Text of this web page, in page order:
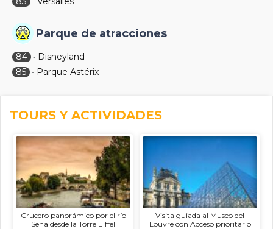
Parque de atracciones
84 - Disneyland
85 - Parque Astérix
TOURS Y ACTIVIDADES
Crucero panorámico por el río
Sena desde la Torre Eiffel
Visita guiada al Museo del
Louvre con Acceso prioritario